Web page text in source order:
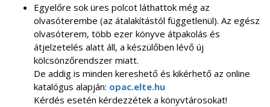
Egyelőre sok üres polcot láthattok még az
olvasóterembe (az átalakítástól függetlenül). Az egész
olvasóterem, több ezer könyve átpakolás és
átjelzetelés alatt áll, a készülőben lévő új
kölcsönzőrendszer miatt.
De addig is minden kereshető és kikérhető az online
katalógus alapján: opac.elte.hu
Kérdés esetén kérdezzétek a könyvtárosokat!